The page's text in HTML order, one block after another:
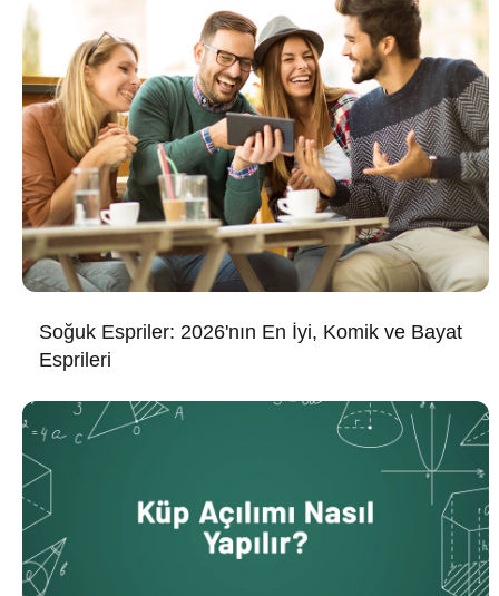
Soğuk Espriler: 2026'nın En İyi, Komik ve Bayat
Esprileri